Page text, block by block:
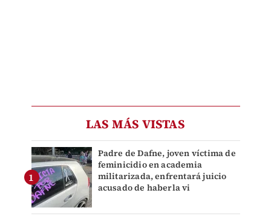
LAS MÁS VISTAS
Padre de Dafne, joven víctima de
feminicidio en academia
militarizada, enfrentará juicio
acusado de haberla vi